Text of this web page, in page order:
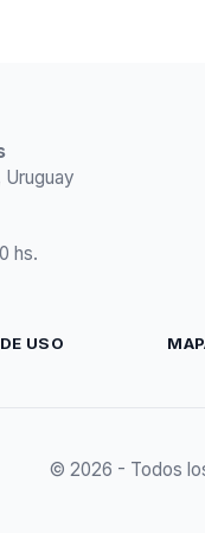
hs.
USO
© 2026 - Todos